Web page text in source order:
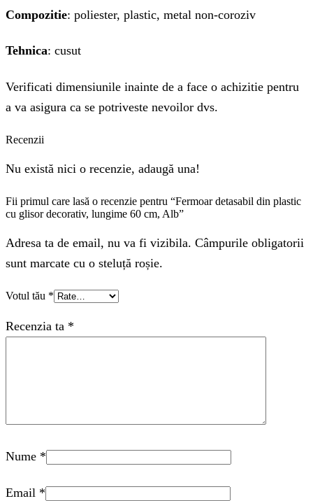
Compozitie: poliester, plastic, metal non-coroziv
Tehnica: cusut
Verificati dimensiunile inainte de a face o achizitie pentru
a va asigura ca se potriveste nevoilor dvs.
Recenzii
Nu există nici o recenzie, adaugă una!
Fii primul care lasă o recenzie pentru “Fermoar detasabil din plastic
cu glisor decorativ, lungime 60 cm, Alb”
Adresa ta de email, nu va fi vizibila. Câmpurile obligatorii
sunt marcate cu o steluță roșie.
Votul tău *
Recenzia ta *
Nume *
Email *